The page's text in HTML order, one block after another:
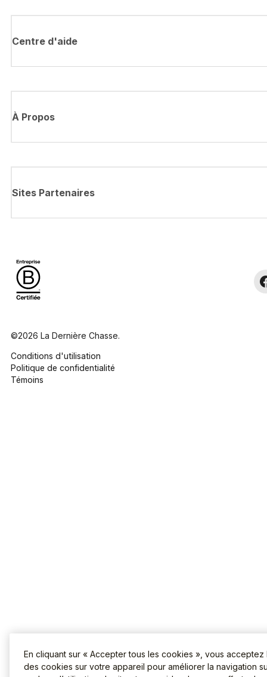
Centre d'aide
À Propos
Sites Partenaires
©2026 La Dernière Chasse.
Conditions d'utilisation
Politique de confidentialité
Témoins
En cliquant sur « Accepter tous les cookies », vous
des cookies sur votre appareil pour améliorer la navigation